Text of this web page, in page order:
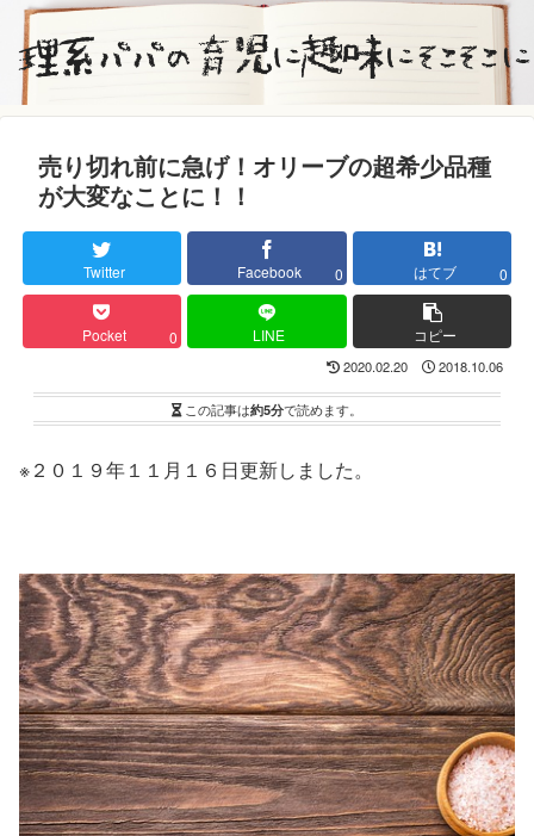
売り切れ前に急げ！オリーブの超希少品種
が大変なことに！！
Twitter Facebook 0 はてブ 0
Pocket 0 LINE コピー
2020.02.20 2018.10.06
この記事は約5分で読めます。
※２０１９年１１月１６日更新しました。